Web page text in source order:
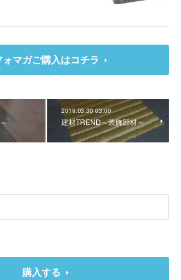
ォマガご購入はコチラ
2019.03.30 03:00
建材TREND～装飾部材～
購入する